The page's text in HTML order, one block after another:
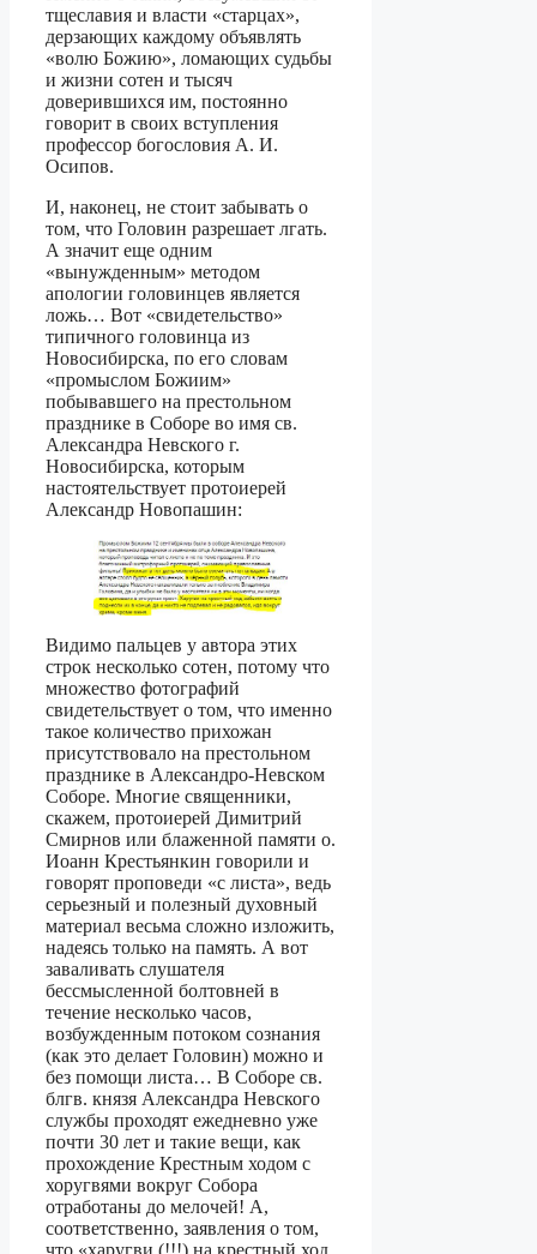
тщеславия и власти «старцах»,
дерзающих каждому объявлять
«волю Божию», ломающих судьбы
и жизни сотен и тысяч
доверившихся им, постоянно
говорит в своих вступления
профессор богословия А. И.
Осипов.
И, наконец, не стоит забывать о
том, что Головин разрешает лгать.
А значит еще одним
«вынужденным» методом
апологии головинцев является
ложь… Вот «свидетельство»
типичного головинца из
Новосибирска, по его словам
«промыслом Божиим»
побывавшего на престольном
празднике в Соборе во имя св.
Александра Невского г.
Новосибирска, которым
настоятельствует протоиерей
Александр Новопашин:
Видимо пальцев у автора этих
строк несколько сотен, потому что
множество фотографий
свидетельствует о том, что именно
такое количество прихожан
присутствовало на престольном
празднике в Александро-Невском
Соборе. Многие священники,
скажем, протоиерей Димитрий
Смирнов или блаженной памяти о.
Иоанн Крестьянкин говорили и
говорят проповеди «с листа», ведь
серьезный и полезный духовный
материал весьма сложно изложить,
надеясь только на память. А вот
заваливать слушателя
бессмысленной болтовней в
течение несколько часов,
возбужденным потоком сознания
(как это делает Головин) можно и
без помощи листа… В Соборе св.
блгв. князя Александра Невского
службы проходят ежедневно уже
почти 30 лет и такие вещи, как
прохождение Крестным ходом с
хоругвями вокруг Собора
отработаны до мелочей! А,
соответственно, заявления о том,
что «харугви (!!!) на крестный ход